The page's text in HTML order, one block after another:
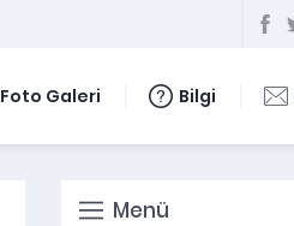
Foto Galeri Bilgi
Menü